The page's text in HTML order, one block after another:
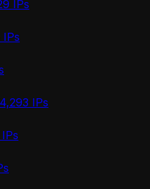
IPs
IPs
IPs
IPs